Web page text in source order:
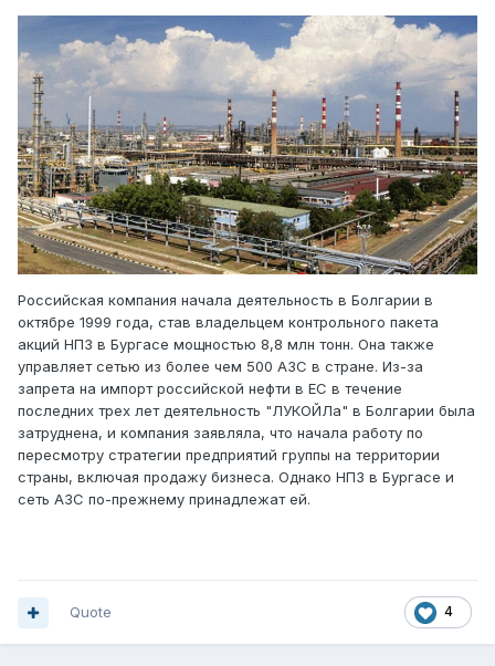
Российская компания начала деятельность в Болгарии в
октябре 1999 года, став владельцем контрольного пакета
акций НПЗ в Бургасе мощностью 8,8 млн тонн. Она также
управляет сетью из более чем 500 АЗС в стране. Из-за
запрета на импорт российской нефти в ЕС в течение
последних трех лет деятельность "ЛУКОЙЛа" в Болгарии была
затруднена, и компания заявляла, что начала работу по
пересмотру стратегии предприятий группы на территории
страны, включая продажу бизнеса. Однако НПЗ в Бургасе и
сеть АЗС по-прежнему принадлежат ей.
4
Quote